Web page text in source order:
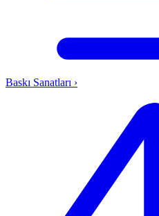
Baskı Sanatları ›